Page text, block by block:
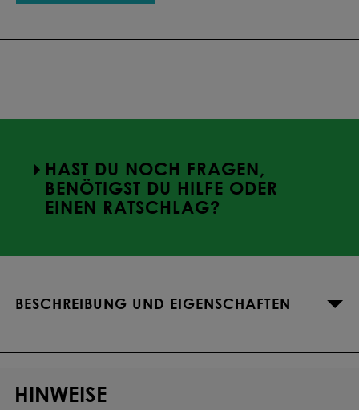
HAST DU NOCH FRAGEN,
BENÖTIGST DU HILFE ODER
EINEN RATSCHLAG?
BESCHREIBUNG UND EIGENSCHAFTEN
HINWEISE